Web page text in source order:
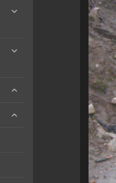
menu
expand
expand
expand
menu
expand